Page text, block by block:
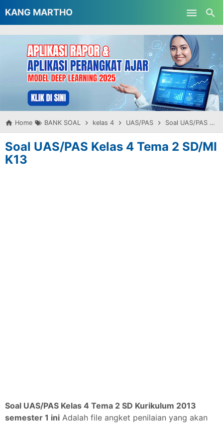
Skip to main content
KANG MARTHO
Home BANK SOAL kelas 4 UAS/PAS Soal UAS/PAS Kelas 4 Tema 2 SD/MI K13
Soal UAS/PAS Kelas 4 Tema 2 SD/MI
K13
Soal UAS/PAS Kelas 4 Tema 2 SD Kurikulum 2013
semester 1 ini Adalah file angket penilaian yang akan